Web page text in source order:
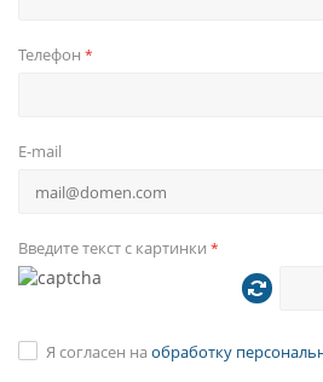
Телефон *
E-mail
Введите текст с картинки *
Я согласен на обработку